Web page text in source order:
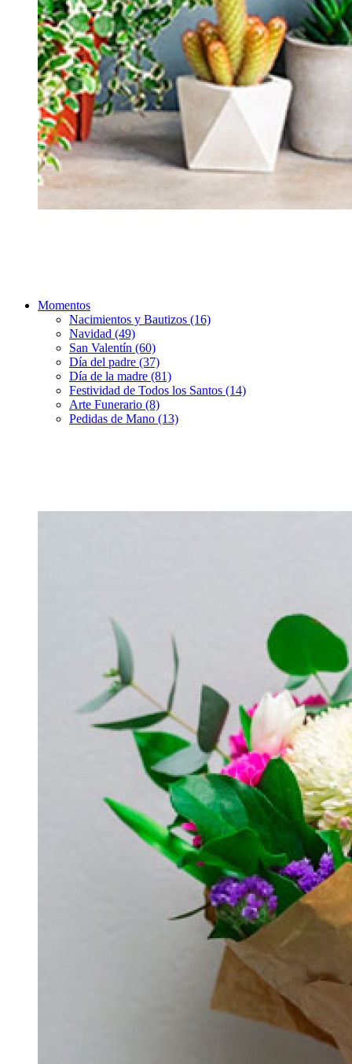
Momentos
Nacimientos y Bautizos (16)
Navidad (49)
San Valentín (60)
Día del padre (37)
Día de la madre (81)
Festividad de Todos los Santos (14)
Arte Funerario (8)
Pedidas de Mano (13)